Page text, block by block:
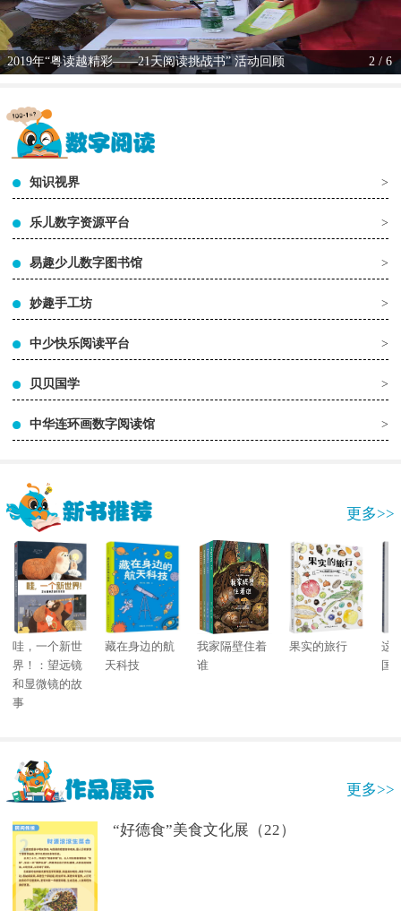
2019年“粤读越精彩——21天阅读挑战书” 活动回顾 2 / 6
知识视界 >
乐儿数字资源平台 >
易趣少儿数字图书馆 >
妙趣手工坊 >
中少快乐阅读平台 >
贝贝国学 >
中华连环画数字阅读馆 >
更多>>
哇，一个新世
界！：望远镜
和显微镜的故
事
藏在身边的航
天科技
我家隔壁住着
谁
果实的旅行
这
国
更多>>
“好德食”美食文化展（22）